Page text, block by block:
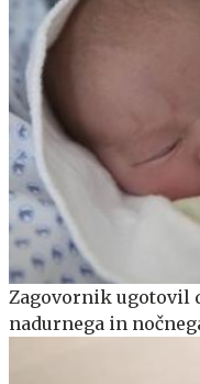
Zagovornik
nadurnega in